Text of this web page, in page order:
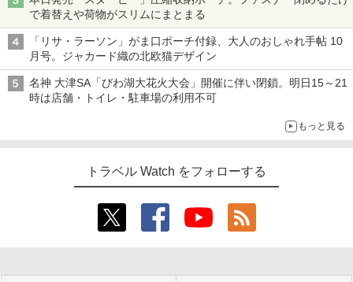
で着替えや荷物がスリムにまとまる
「リサ・ラーソン」がま口ポーチ付録、大人のおしゃれ手帖 10
月号。ジャカード織の北欧猫デザイン
名神 大津SA「びわ湖大花火大会」開催に伴い閉鎖。明日15～21
時は店舗・トイレ・駐車場の利用不可
もっと見る
トラベル Watch をフォローする